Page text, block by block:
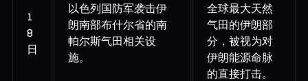
1
8
日
以色列国防军袭击伊
朗南部布什尔省的南
帕尔斯气田相关设
施。
全球最大天然
气田的伊朗部
分，被视为对
伊朗能源命脉
的直接打击。